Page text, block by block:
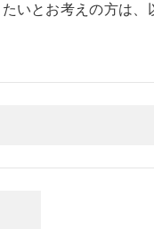
いとお考えの方は、